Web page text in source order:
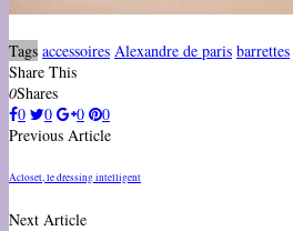
Tags accessoires Alexandre de paris barrettes
Share This
0Shares
0
0 0
0
Previous Article
Acloset, le dressing intelligent
Next Article